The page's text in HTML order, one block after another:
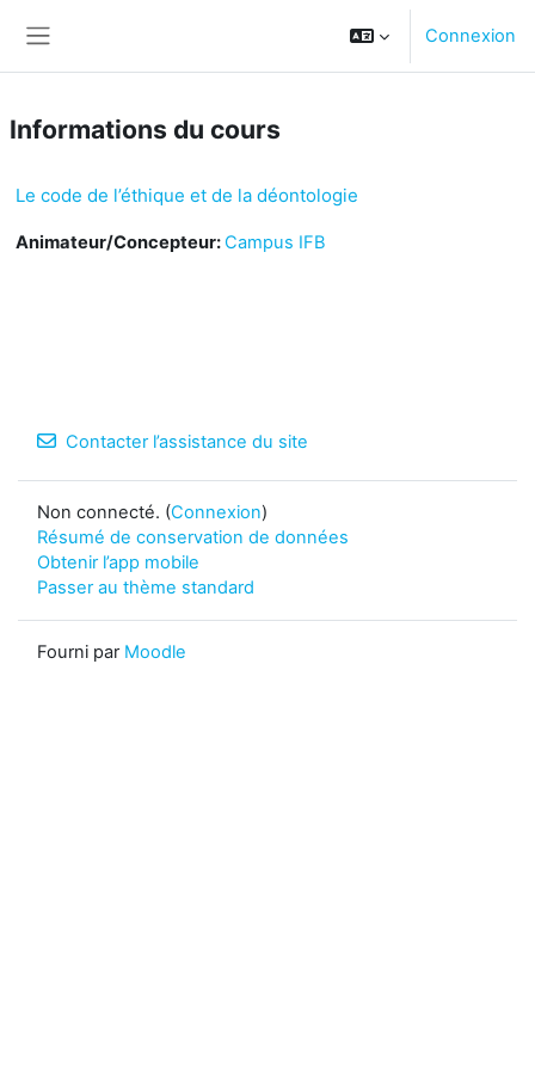
Connexion
Informations du cours
Le code de l’éthique et de la déontologie
Animateur/Concepteur:Campus IFB
Contacter l’assistance du site
Non connecté. (Connexion)
Résumé de conservation de données
Obtenir l’app mobile
Passer au thème standard
Fourni par Moodle